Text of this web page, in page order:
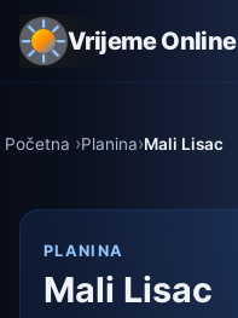
Vrijeme Online
Početna Planina Mali Lisac
PLANINA
Mali Lisac